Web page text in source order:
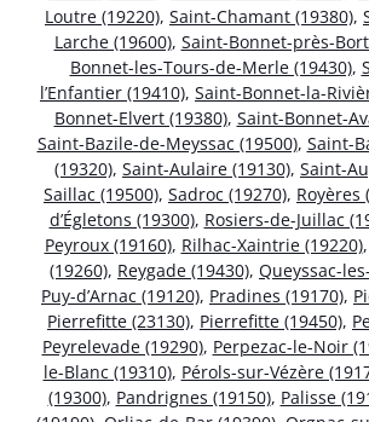
Loutre (19220), Saint-Chamant (19380),
Larche (19600), Saint-Bonnet-près-
Bonnet-les-Tours-de-Merle (19430),
l’Enfantier (19410), Saint-Bonnet-la-
Bonnet-Elvert (19380), Saint-Bonnet-
Saint-Bazile-de-Meyssac (19500), Saint-
(19320), Saint-Aulaire (19130), Saint-
Saillac (19500), Sadroc (19270), Royères
d’Égletons (19300), Rosiers-de-Juillac
Peyroux (19160), Rilhac-Xaintrie (19220),
(19260), Reygade (19430), Queyssac-
Puy-d’Arnac (19120), Pradines (19170),
Pierrefitte (23130), Pierrefitte (19450),
Peyrelevade (19290), Perpezac-le-Noir
le-Blanc (19310), Pérols-sur-Vézère
(19300), Pandrignes (19150), Palisse